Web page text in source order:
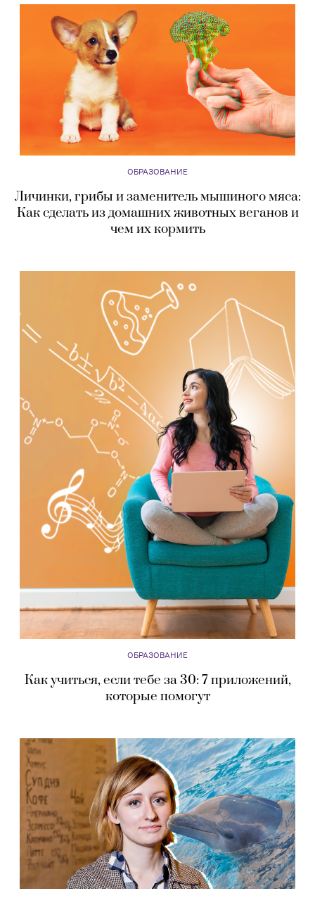
ОБРАЗОВАНИЕ
Личинки, грибы и заменитель мышиного мяса:
Как сделать из домашних животных веганов и
чем их кормить
ОБРАЗОВАНИЕ
Как учиться, если тебе за 30: 7 приложений,
которые помогут